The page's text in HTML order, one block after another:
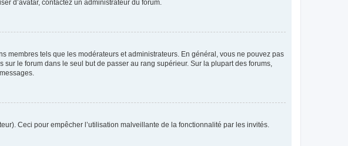
d’avatar, contactez un administrateur du forum.
membres tels que les modérateurs et administrateurs. En général, vous ne pouvez pas
le forum dans le seul but de passer au rang supérieur. Sur la plupart des forums,
Ceci pour empêcher l’utilisation malveillante de la fonctionnalité par les invités.